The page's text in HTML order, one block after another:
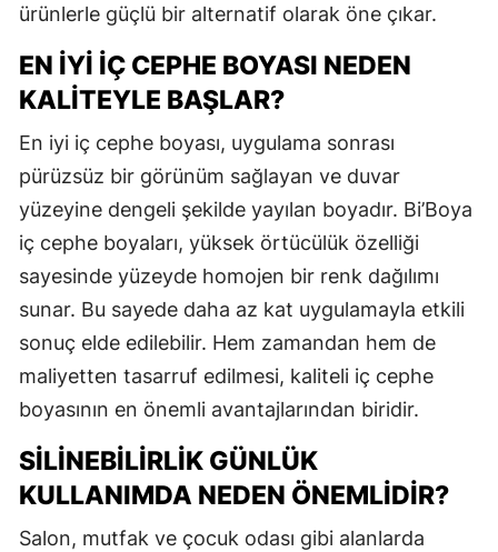
ürünlerle güçlü bir alternatif olarak öne çıkar.
EN İYI İÇ CEPHE BOYASI NEDEN
KALITEYLE BAŞLAR?
En iyi iç cephe boyası, uygulama sonrası
pürüzsüz bir görünüm sağlayan ve duvar
yüzeyine dengeli şekilde yayılan boyadır. Bi’Boya
iç cephe boyaları, yüksek örtücülük özelliği
sayesinde yüzeyde homojen bir renk dağılımı
sunar. Bu sayede daha az kat uygulamayla etkili
sonuç elde edilebilir. Hem zamandan hem de
maliyetten tasarruf edilmesi, kaliteli iç cephe
boyasının en önemli avantajlarından biridir.
SILINEBILIRLIK GÜNLÜK
KULLANIMDA NEDEN ÖNEMLIDIR?
Salon, mutfak ve çocuk odası gibi alanlarda